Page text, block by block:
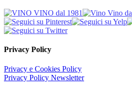
Privacy Policy
Privacy e Cookies Policy
Privacy Policy Newsletter